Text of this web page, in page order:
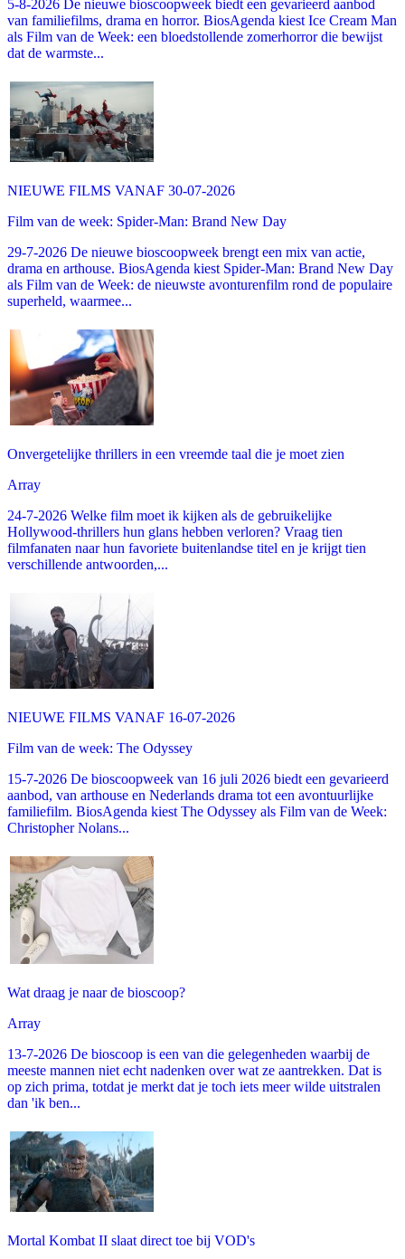
5-8-2026 De nieuwe bioscoopweek biedt een gevarieerd aanbod
van familiefilms, drama en horror. BiosAgenda kiest Ice Cream Man
als Film van de Week: een bloedstollende zomerhorror die bewijst
dat de warmste...
NIEUWE FILMS VANAF 30-07-2026
Film van de week: Spider-Man: Brand New Day
29-7-2026 De nieuwe bioscoopweek brengt een mix van actie,
drama en arthouse. BiosAgenda kiest Spider-Man: Brand New Day
als Film van de Week: de nieuwste avonturenfilm rond de populaire
superheld, waarmee...
Onvergetelijke thrillers in een vreemde taal die je moet zien
Array
24-7-2026 Welke film moet ik kijken als de gebruikelijke
Hollywood-thrillers hun glans hebben verloren? Vraag tien
filmfanaten naar hun favoriete buitenlandse titel en je krijgt tien
verschillende antwoorden,...
NIEUWE FILMS VANAF 16-07-2026
Film van de week: The Odyssey
15-7-2026 De bioscoopweek van 16 juli 2026 biedt een gevarieerd
aanbod, van arthouse en Nederlands drama tot een avontuurlijke
familiefilm. BiosAgenda kiest The Odyssey als Film van de Week:
Christopher Nolans...
Wat draag je naar de bioscoop?
Array
13-7-2026 De bioscoop is een van die gelegenheden waarbij de
meeste mannen niet echt nadenken over wat ze aantrekken. Dat is
op zich prima, totdat je merkt dat je toch iets meer wilde uitstralen
dan 'ik ben...
Mortal Kombat II slaat direct toe bij VOD's